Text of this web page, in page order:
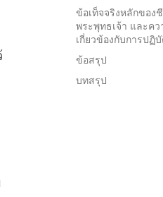
ข้อเท็จจริงหลักของ
พระพุทธเจ้า และคว
เกี่ยวข้องกับการปฏิบั
ข้อสรุป
บทสรุป